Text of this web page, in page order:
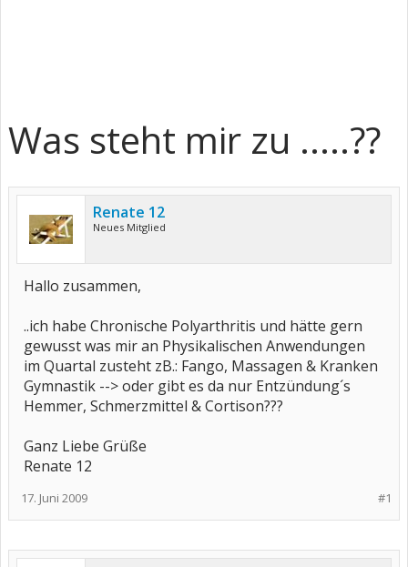
Was steht mir zu .....??
Renate 12
Neues Mitglied
Hallo zusammen,
..ich habe Chronische Polyarthritis und hätte gern
gewusst was mir an Physikalischen Anwendungen
im Quartal zusteht zB.: Fango, Massagen & Kranken
Gymnastik --> oder gibt es da nur Entzündung´s
Hemmer, Schmerzmittel & Cortison???
Ganz Liebe Grüße
Renate 12
#1
17. Juni 2009